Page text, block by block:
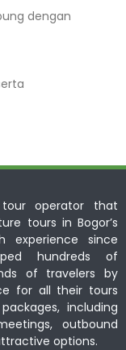
dengan
operator that
tours in Bogor’s
experience since
hundreds of
of travelers by
for all their tours
including
outbound
options.